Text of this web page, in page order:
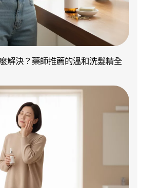
解決？藥師推薦的溫和洗髮精全